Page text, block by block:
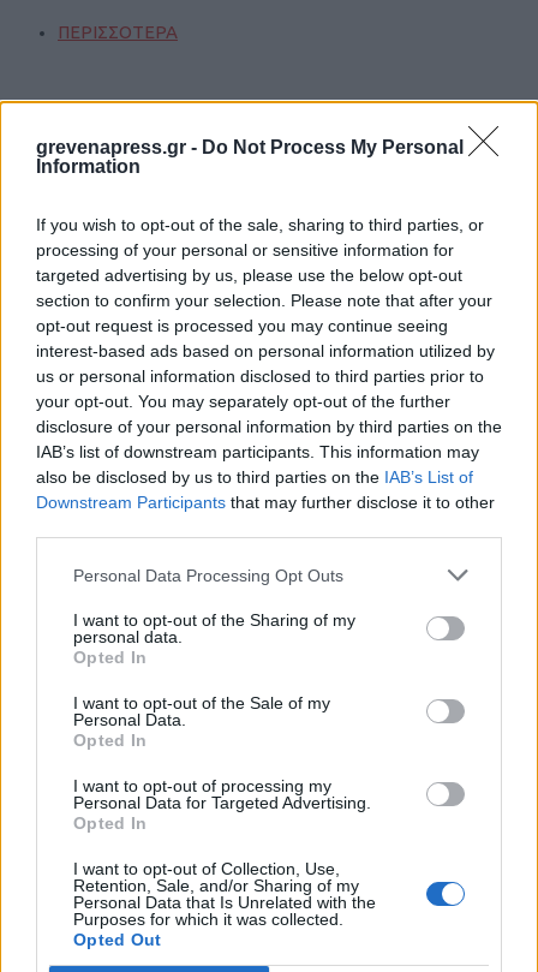
grevenapress.gr - Do Not Process My Personal
Information
If you wish to opt-out of the sale, sharing to third parties, or
processing of your personal or sensitive information for
targeted advertising by us, please use the below opt-out
section to confirm your selection. Please note that after your
opt-out request is processed you may continue seeing
interest-based ads based on personal information utilized by
us or personal information disclosed to third parties prior to
your opt-out. You may separately opt-out of the further
disclosure of your personal information by third parties on the
IAB’s list of downstream participants. This information may
also be disclosed by us to third parties on the IAB’s List of
Downstream Participants that may further disclose it to other
Personal Data Processing Opt Outs
I want to opt-out of the Sharing of my
personal data.
Opted In
I want to opt-out of the Sale of my
Personal Data.
Opted In
I want to opt-out of processing my
Personal Data for Targeted Advertising.
Opted In
I want to opt-out of Collection, Use,
Retention, Sale, and/or Sharing of my
Personal Data that Is Unrelated with the
Purposes for which it was collected.
Opted Out
ΠΕΡΙΣΣΟΤΕΡΑ
Διακόσμηση
Διατροφή
Υγεία
Sexuality